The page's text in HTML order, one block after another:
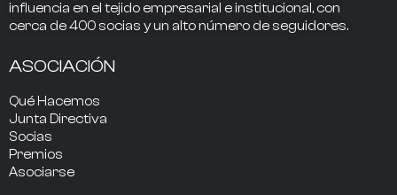
influencia en el tejido empresarial e institucional, con
cerca de400 socias y un alto número de seguidores.
ASOCIACIÓN
Qué Hacemos
Junta Directiva
Socias
Premios
Asociarse